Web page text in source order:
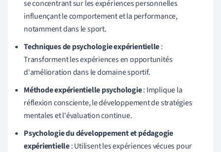
se concentrant sur les expériences personnelles
influençant le comportement et la performance,
notamment dans le sport.
Techniques de psychologie expérientielle:
Transforment les expériences en opportunités
d'amélioration dans le domaine sportif.
Méthode expérientielle psychologie: Implique la
réflexion consciente, le développement de stratégies
mentales et l'évaluation continue.
Psychologie du développement et pédagogie
expérientielle: Utilisent les expériences vécues pour